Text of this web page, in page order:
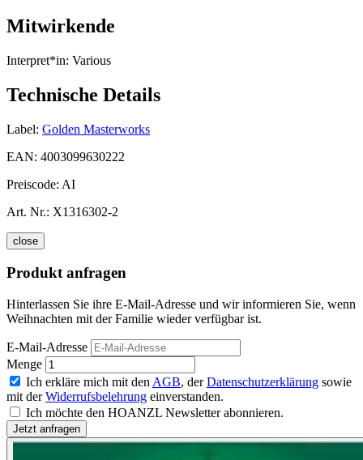
Mitwirkende
Interpret*in: Various
Technische Details
Label: Golden Masterworks
EAN: 4003099630222
Preiscode: AI
Art. Nr.: X1316302-2
close
Produkt anfragen
Hinterlassen Sie ihre E-Mail-Adresse und wir informieren Sie, wenn
Weihnachten mit der Familie wieder verfügbar ist.
E-Mail-Adresse
Menge
Ich erkläre mich mit den AGB, derDatenschutzerklärung sowie
mit derWiderrufsbelehrung einverstanden.
Ich möchte den HOANZL Newsletter abonnieren.